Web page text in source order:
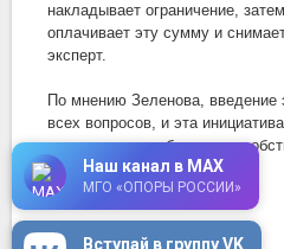
накладывает ограничение,
оплачивает эту сумму и
эксперт.
По мнению Зеленова, введение
всех вопросов, и эта
направлена на облегчение
Вступай в группу VK
Наш канал в MAX
МГО «ОПОРЫ РОССИИ»